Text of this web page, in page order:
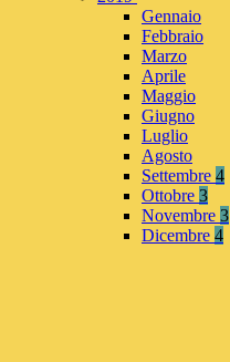
Gennaio
Febbraio
Marzo
Aprile
Maggio
Giugno
Luglio
Agosto
Settembre 4
Ottobre 3
Novembre 3
Dicembre 4